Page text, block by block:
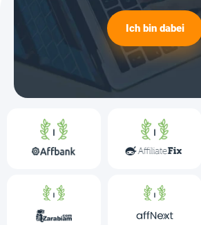
Ich bin dabei